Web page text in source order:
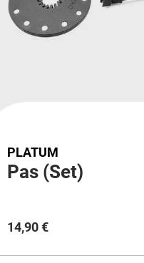
PLATUM
Pas (Set)
14,90 €